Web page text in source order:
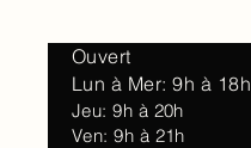
Ouvert
Lun à Mer: 9h à 18h
Jeu: 9h à 20h
Ven: 9h à 21h